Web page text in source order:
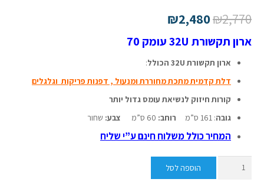
₪2,770
₪2,480
ארון תקשורת 32U עומק 70
ארון תקשורת 32U הכולל
:
דלת קדמית מתכת מחוררת ומנעול , דפנות פריקות וגלגלים
קורות חיזוק לנשיאת עומס גדול יותר
גובה: 161 ס”מ רוחב: צבע: שחור
המחיר כולל משלוח חינם ע”י שליח
כמות
הוספה לסל